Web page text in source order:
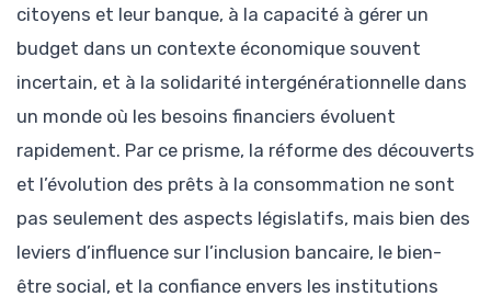
citoyens et leur banque, à la capacité à gérer un
budget dans un contexte économique souvent
incertain, et à la solidarité intergénérationnelle dans
un monde où les besoins financiers évoluent
rapidement. Par ce prisme, la réforme des découverts
et l’évolution des prêts à la consommation ne sont
pas seulement des aspects législatifs, mais bien des
leviers d’influence sur l’inclusion bancaire, le bien-
être social, et la confiance envers les institutions